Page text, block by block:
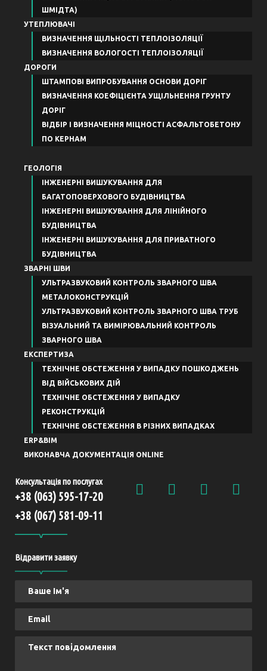
ШМІДТА)
УТЕПЛЮВАЧІ
ВИЗНАЧЕННЯ ЩІЛЬНОСТІ ТЕПЛОІЗОЛЯЦІЇ
ВИЗНАЧЕННЯ ВОЛОГОСТІ ТЕПЛОІЗОЛЯЦІЇ
ДОРОГИ
ШТАМПОВІ ВИПРОБУВАННЯ ОСНОВИ ДОРІГ
ВИЗНАЧЕННЯ КОЕФІЦІЄНТА УЩІЛЬНЕННЯ ГРУНТУ
ДОРІГ
ВІДБІР І ВИЗНАЧЕННЯ МІЦНОСТІ АСФАЛЬТОБЕТОНУ
ПО КЕРНАМ
ГЕОЛОГІЯ
ІНЖЕНЕРНІ ВИШУКУВАННЯ ДЛЯ
БАГАТОПОВЕРХОВОГО БУДІВНИЦТВА
ІНЖЕНЕРНІ ВИШУКУВАННЯ ДЛЯ ЛІНІЙНОГО
БУДІВНИЦТВА
ІНЖЕНЕРНІ ВИШУКУВАННЯ ДЛЯ ПРИВАТНОГО
БУДІВНИЦТВА
ЗВАРНІ ШВИ
УЛЬТРАЗВУКОВИЙ КОНТРОЛЬ ЗВАРНОГО ШВА
МЕТАЛОКОНСТРУКЦІЙ
УЛЬТРАЗВУКОВИЙ КОНТРОЛЬ ЗВАРНОГО ШВА ТРУБ
ВІЗУАЛЬНИЙ ТА ВИМІРЮВАЛЬНИЙ КОНТРОЛЬ
ЗВАРНОГО ШВА
ЕКСПЕРТИЗА
ТЕХНІЧНЕ ОБСТЕЖЕННЯ У ВИПАДКУ ПОШКОДЖЕНЬ
ВІД ВІЙСЬКОВИХ ДІЙ
ТЕХНІЧНЕ ОБСТЕЖЕННЯ У ВИПАДКУ
РЕКОНСТРУКЦІЙ
ТЕХНІЧНЕ ОБСТЕЖЕННЯ В РІЗНИХ ВИПАДКАХ
ERP&BIM
ВИКОНАВЧА ДОКУМЕНТАЦІЯ ONLINE
Консультація по послугах
+38 (063) 595-17-20
+38 (067) 581-09-11
Відравити заявку